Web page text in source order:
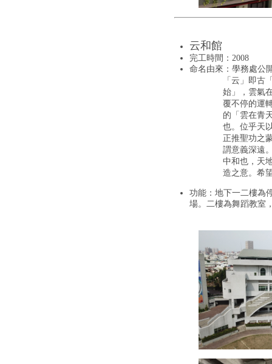
云和館
完工時間：2008
命名由來：學務處公
「云」即古
始」，雲氣
覆不停的運
的「雲在青
也。位乎天
正推聖功之
謂意義深遠
中和也，天
造之意。希
功能：地下一二樓為
場。二樓為舞蹈教室